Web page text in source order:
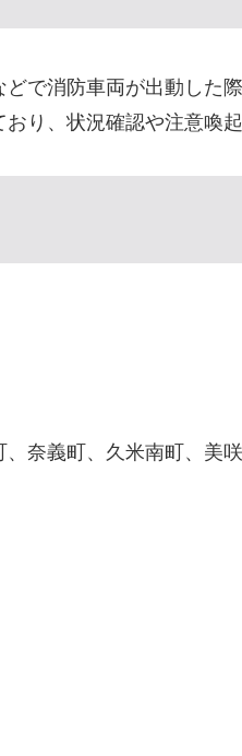
で消防車両が出動した
り、状況確認や注意喚
奈義町、久米南町、美咲